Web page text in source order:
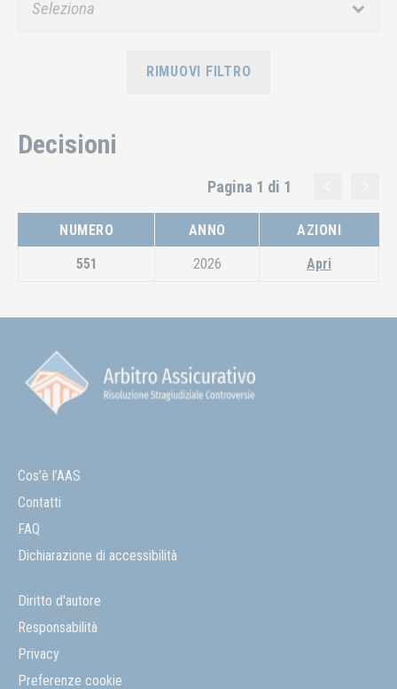
RIMUOVI FILTRO
Decisioni
Pagina 1 di 1
NUMERO ANNO
AZIONI
551
2026 Apri
Cos’è l’AAS
Contatti
FAQ
Dichiarazione di accessibilità
Diritto d'autore
Responsabilità
Privacy
Preferenze cookie